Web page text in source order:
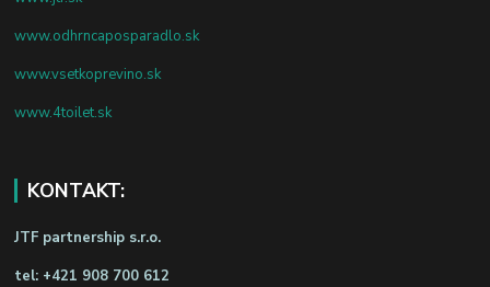
www.odhrncaposparadlo.sk
www.vsetkoprevino.sk
www.4toilet.sk
KONTAKT:
JTF partnership s.r.o.
tel: +421 908 700 612